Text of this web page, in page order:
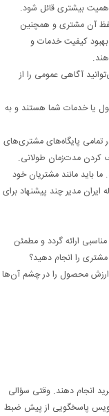
آن مشتری و همچنین
کیفیت خدمات و
آگاهی عمومی را از
یا خدمات شما هستند و به
تمامی پایگاه‌های مشتری‌های
کردن مدت‌زمان طولانی.
باید مانند مشتریان خود
مدیر چند پیشنهاد برای
ارائه گردد و مطمئن
را انجام دهید؟
ارزش محصول را در چشم آن‌ها
انجام دهند. وقتی سؤالی
پاسخگویی از پیش ضبط‌